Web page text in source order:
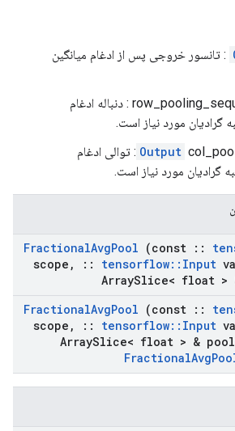
: تانسور خروجی پس از ادغام میانگین
: دنباله ادغام
گرادیان مورد نیاز است.
Output col_pooling_sequence: توالی ادغام
گرادیان مورد نیاز است.
FractionalAvgPool (const ::
scope , :: tensorflow:: Input
ArraySlice< float >
FractionalAvgPool (const ::
scope , :: tensorflow:: Input
ArraySlice< float > &
FractionalAvg